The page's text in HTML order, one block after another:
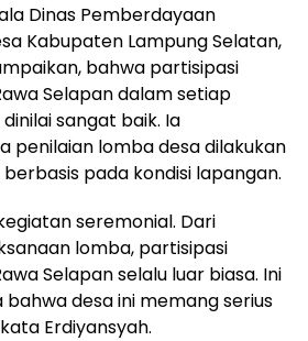
Dinas Pemberdayaan
Kabupaten Lampung Selatan,
bahwa partisipasi
Selapan dalam setiap
sangat baik. Ia
penilaian lomba desa dilakukan
pada kondisi lapangan.
seremonial. Dari
lomba, partisipasi
Selapan selalu luar biasa. Ini
desa ini memang serius
Erdiyansyah.